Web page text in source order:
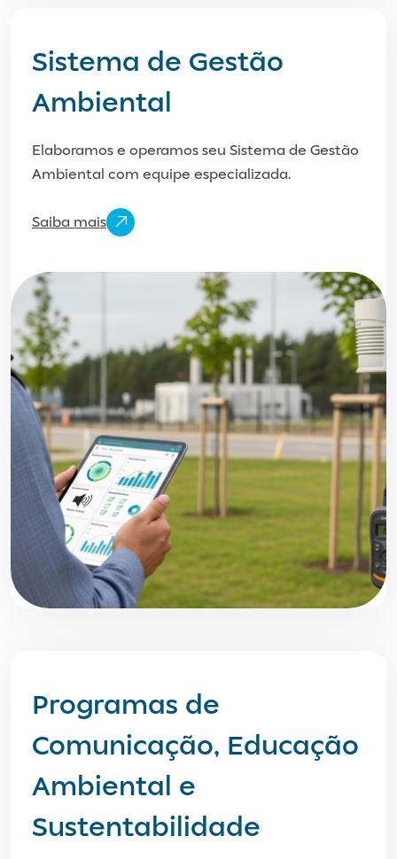
Sistema de Gestão
Ambiental
Elaboramos e operamos seu Sistema de Gestão
Ambiental com equipe especializada.
Saiba mais
Programas de
Comunicação, Educação
Ambiental e
Sustentabilidade